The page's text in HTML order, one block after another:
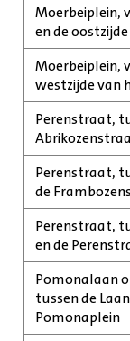
Moerbeiplein,
en de
Moerbeiplein,
westzijde van
Perenstraat,
Perenstraat,
de
Perenstraat,
en de
Pomonalaan
tussen de
Pomonaplein